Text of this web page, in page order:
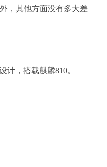
，其他方面没有多大差
计，搭载麒麟810。